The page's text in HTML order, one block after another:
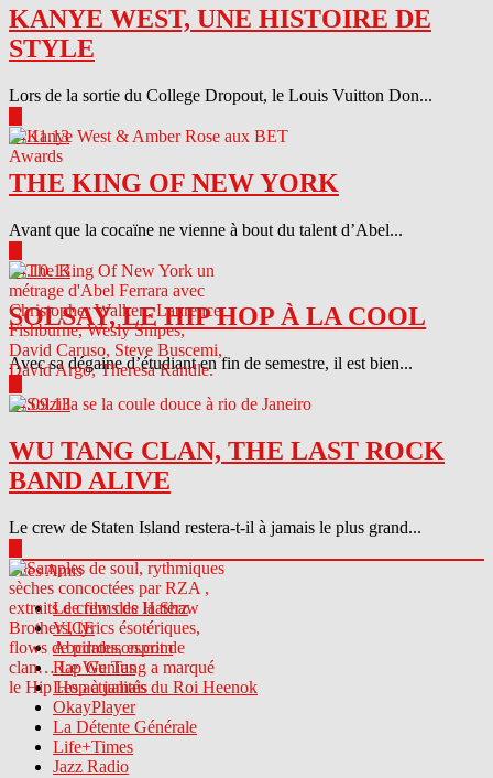
KANYE WEST, UNE HISTOIRE DE
STYLE
Lors de la sortie du College Dropout, le Louis Vuitton Don...
04.11.13
THE KING OF NEW YORK
Avant que la cocaïne ne vienne à bout du talent d’Abel...
04.10.13
SOLSAY, LE HIP HOP À LA COOL
Avec sa dégaine d’étudiant en fin de semestre, il est bien...
04.09.13
WU TANG CLAN, THE LAST ROCK
BAND ALIVE
Le crew de Staten Island restera-t-il à jamais le plus grand...
Sites Amis
Le crew des Haterz
VICE
Abcdrduson.com
Rap Genius
Les actualités du Roi Heenok
OkayPlayer
La Détente Générale
Life+Times
Jazz Radio